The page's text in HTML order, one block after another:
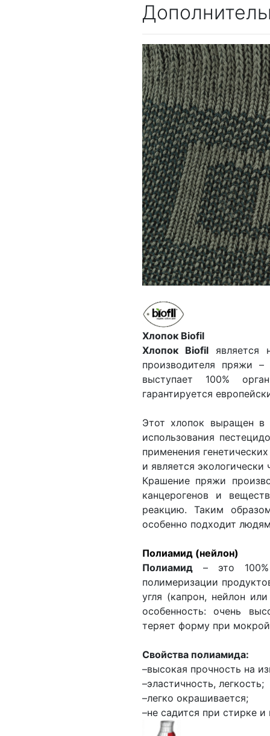
Хлопок Biofil
Хлопок Biofilявляется
производителя пряжи
выступает 100%
гарантируется
Этот хлопок выращен в
использования
применения
и является
Крашение пряжи
канцерогенов и
реакцию. Таким
особенно подходит
Полиамид (нейлон)
Полиамид – это 100%
полимеризации
угля (капрон, нейлон
особенность: очень
теряет форму при
Свойства полиамида:
–высокая прочность на
–эластичность, легкость;
–легко окрашивается;
–не садится при стирке и